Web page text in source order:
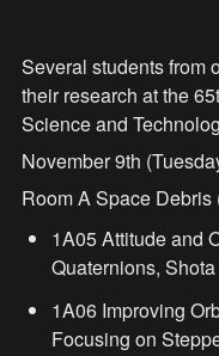
Several students from
their research at the
Science and
November 9th
Room A Space Debris
1A05 Attitude and
Quaternions,
1A06 Improving
Focusing on